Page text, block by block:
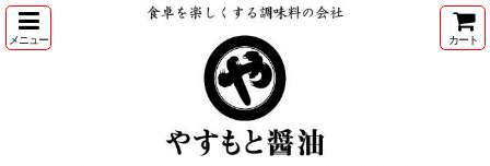
メニュー カート